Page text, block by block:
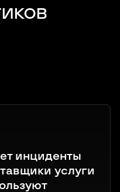
инциденты
услуги